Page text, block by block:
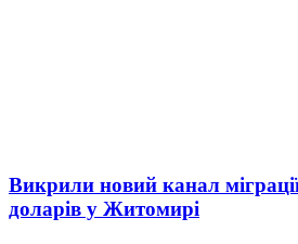
Викрили новий канал
доларів у Житомирі